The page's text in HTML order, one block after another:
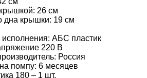
26 см
дна крышки: 19 см
АБС пластик
220 В
Россия
помпу: 6 месяцев
180 – 1 шт.